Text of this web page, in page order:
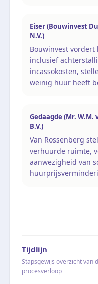
Eiser (Bouwinvest
N.V.)
Bouwinvest vordert
inclusief
incassokosten,
weinig huur heeft
Gedaagde (Mr.
B.V.)
Van Rossenberg
verhuurde ruimte,
aanwezigheid van
Tijdlijn
Stapsgewijs overzicht van
procesverloop